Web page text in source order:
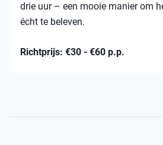
drie uur – een mooie manier om
écht te beleven.
Richtprijs: €30 - €60 p.p.